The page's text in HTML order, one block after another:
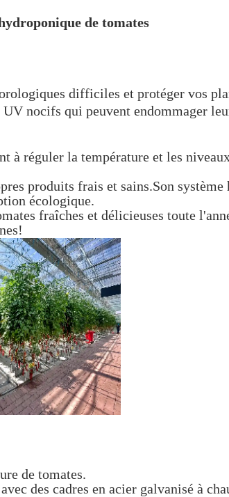
de tomates
difficiles et protéger vos
nocifs qui peuvent endommager
à réguler la température et les
produits frais et sains.Son système
écologique.
fraîches et délicieuses toute
de tomates.
des cadres en acier galvanisé à